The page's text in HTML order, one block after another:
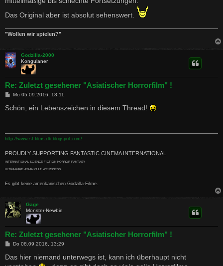
g
Das Original aber ist absolut sehenswert.
"Wollen wir spielen?"
Godzilla-2000
Kongulaner
Re: Zuletzt gesehener "Asiatischer Horrorfilm" !
B
i
t
Mo 05.09.2016, 18:11
Schön, ein Lebenszeichen in diesem Thread!
http://www-sf-films-db.blogspot.com/
PROUDLY SUPPORTING FANTASTIC CINEMA INTERNATIONAL
INTERNATIONAL SCIENCE-FICTION HORROR FANTASY
ULTRA-RARE ASIAN CULT WEIRDNESS
Es gibt keine amerikanischen Godzilla-Filme.
Gage
Monster-Newbie
Re: Zuletzt gesehener "Asiatischer Horrorfilm" !
B
i
t
Do 08.09.2016, 13:29
Das hier niemand unterwegs ist, kann ich überhaupt nicht